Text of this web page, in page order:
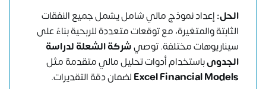
الحل:إعداد نموذج مالي شامل يشمل جميع النفقات
الثابتة والمتغيرة، مع توقعات متعددة للربحية بناءً على
سيناريوهات مختلفة. توصيشركة الشعلة لدراسة
الجدوىباستخدام أدوات تحليل مالي متقدمة مثل
Excel Financial Modelsلضمان دقة التقديرات.